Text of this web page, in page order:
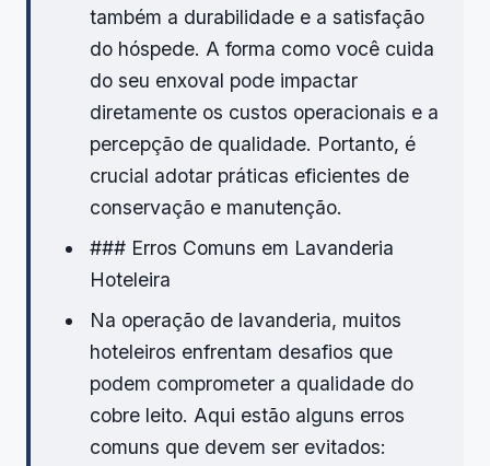
também a durabilidade e a satisfação
do hóspede. A forma como você cuida
do seu enxoval pode impactar
diretamente os custos operacionais e a
percepção de qualidade. Portanto, é
crucial adotar práticas eficientes de
conservação e manutenção.
### Erros Comuns em Lavanderia
Hoteleira
Na operação de lavanderia, muitos
hoteleiros enfrentam desafios que
podem comprometer a qualidade do
cobre leito. Aqui estão alguns erros
comuns que devem ser evitados: